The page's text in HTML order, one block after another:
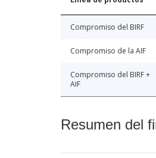
Compromiso del BIRF
Compromiso de la AIF
Compromiso del BIRF +
AIF
Resumen del